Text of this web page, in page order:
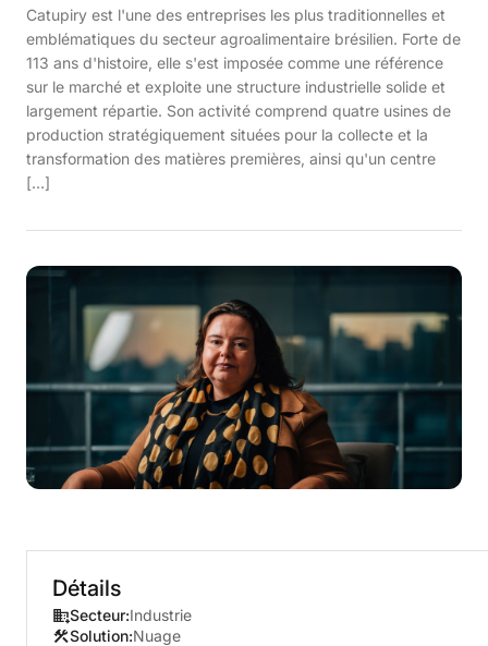
Catupiry est l'une des entreprises les plus traditionnelles et
emblématiques du secteur agroalimentaire brésilien. Forte de
113 ans d'histoire, elle s'est imposée comme une référence
sur le marché et exploite une structure industrielle solide et
largement répartie. Son activité comprend quatre usines de
production stratégiquement situées pour la collecte et la
transformation des matières premières, ainsi qu'un centre
[…]
Détails
Secteur:Industrie
Solution:Nuage